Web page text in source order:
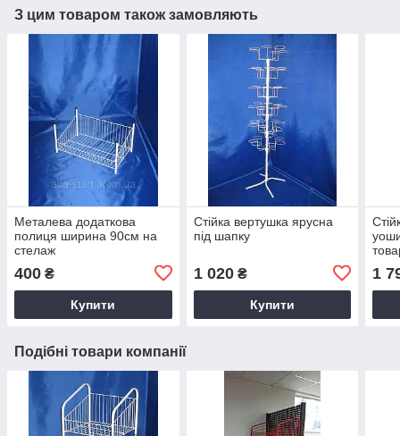
З цим товаром також замовляють
Металева додаткова
полиця ширина 90см на
стелаж
400 ₴
Купити
Стійка вертушка ярусна
під шапку
1 020₴
Купити
1
Подібні товари компанії